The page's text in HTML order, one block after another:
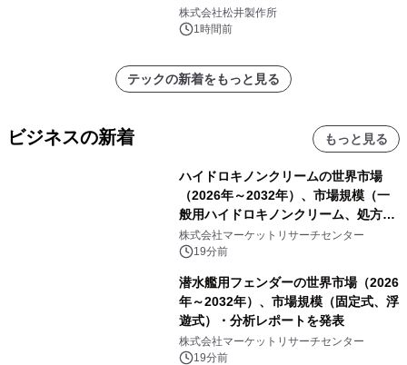
株式会社松井製作所
1時間前
テックの新着をもっと見る
ビジネスの新着 もっと見る
ハイドロキノンクリームの世界市場
（2026年～2032年）、市場規模（一
般用ハイドロキノンクリーム、処方用
ハイドロキノンクリーム）・分析レポ
ートを発表
株式会社マーケットリサーチセンター
19分前
潜水艦用フェンダーの世界市場（2026
年～2032年）、市場規模（固定式、浮
遊式）・分析レポートを発表
株式会社マーケットリサーチセンター
19分前